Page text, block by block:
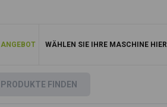
ANGEBOT WÄHLEN SIE IHRE MASCHINE HIER
PRODUKTE FINDEN